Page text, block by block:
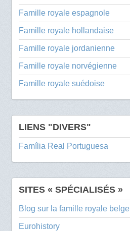
Famille royale espagnole
Famille royale hollandaise
Famille royale jordanienne
Famille royale norvégienne
Famille royale suédoise
LIENS "DIVERS"
Família Real Portuguesa
SITES « SPÉCIALISÉS »
Blog sur la famille royale belge
Eurohistory